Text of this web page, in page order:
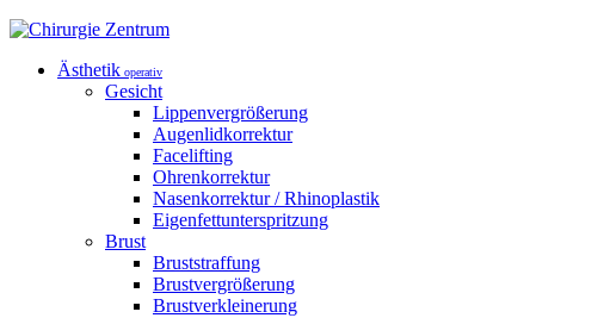
Ästhetik operativ
Gesicht
Lippenvergrößerung
Augenlidkorrektur
Facelifting
Ohrenkorrektur
Nasenkorrektur / Rhinoplastik
Eigenfettunterspritzung
Brust
Bruststraffung
Brustvergrößerung
Brustverkleinerung